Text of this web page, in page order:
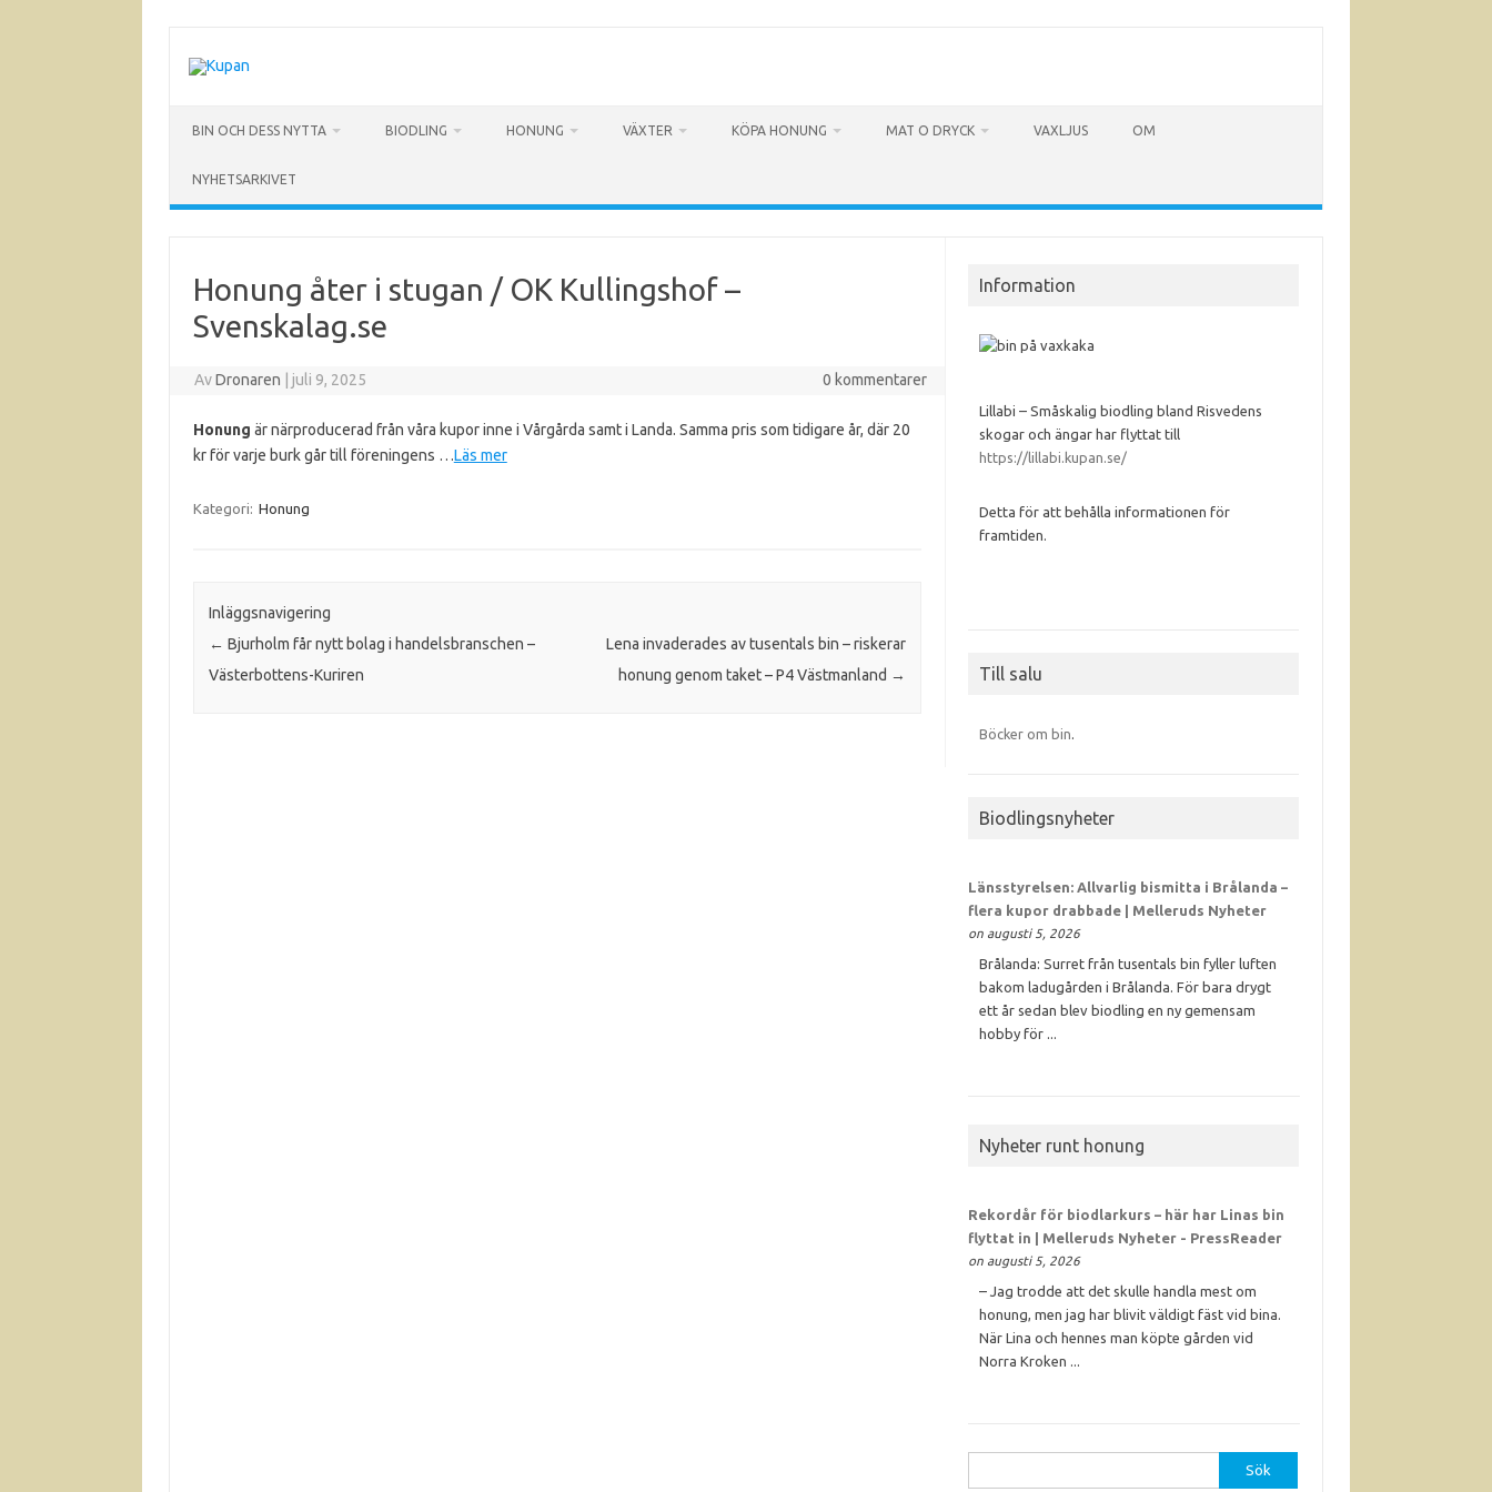
innehåll
BIN OCH DESS NYTTA BIODLING HONUNG VÄXTER KÖPA HONUNG MAT O DRYCK VAXLJUS OM
NYHETSARKIVET
Honung åter i stugan / OK Kullingshof –
Svenskalag.se
AvDronaren juli 9, 2025 0 kommentarer
Honung är närproducerad från våra kupor inne i Vårgårda samt i Landa. Samma pris som tidigare år, där 20
kr för varje burk går till föreningens …Läs mer
Kategori: Honung
Inläggsnavigering
← Bjurholm får nytt bolag i handelsbranschen –
Västerbottens-Kuriren
Lena invaderades av tusentals bin – riskerar
honung genom taket – P4 Västmanland →
Information
Lillabi – Småskalig biodling bland Risvedens
skogar och ängar har flyttat till
https://lillabi.kupan.se/
Detta för att behålla informationen för
framtiden.
Till salu
Böcker om bin.
Biodlingsnyheter
Länsstyrelsen: Allvarlig bismitta i Brålanda –
flera kupor drabbade | Melleruds Nyheter
on augusti 5, 2026
Brålanda: Surret från tusentals bin fyller luften
bakom ladugården i Brålanda. För bara drygt
ett år sedan blev biodling en ny gemensam
hobby för ...
Nyheter runt honung
Rekordår för biodlarkurs – här har Linas bin
flyttat in | Melleruds Nyheter - PressReader
on augusti 5, 2026
– Jag trodde att det skulle handla mest om
honung, men jag har blivit väldigt fäst vid bina.
När Lina och hennes man köpte gården vid
Norra Kroken ...